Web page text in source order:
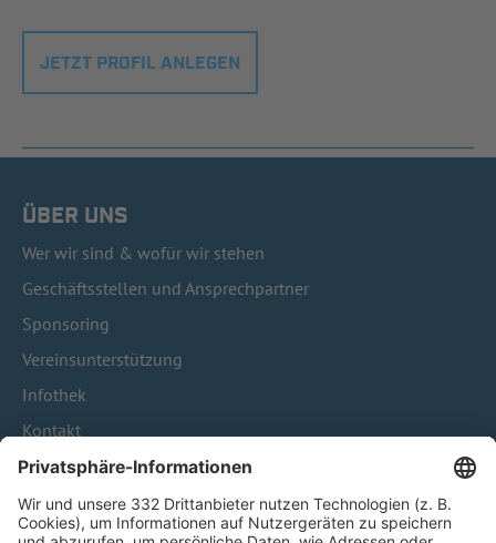
JETZT PROFIL ANLEGEN
ÜBER UNS
Wer wir sind & wofür wir stehen
Geschäftsstellen und Ansprechpartner
Sponsoring
Vereinsunterstützung
Infothek
Kontakt
HÄUFIG BESUCHTE SEITEN
Pässe und Vereinswechsel